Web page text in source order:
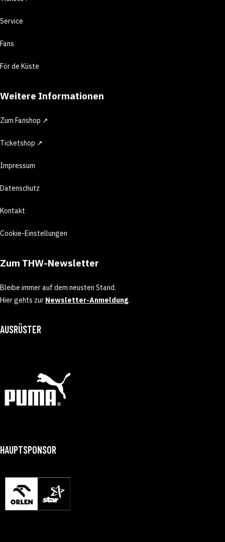
Service
Fans
För de Küste
Weitere Informationen
Zum Fanshop ↗
Ticketshop ↗
Impressum
Datenschutz
Kontakt
Cookie-Einstellungen
Zum THW-Newsletter
Bleibe immer auf dem neusten Stand.
Hier gehts zur Newsletter-Anmeldung.
AUSRÜSTER
HAUPTSPONSOR